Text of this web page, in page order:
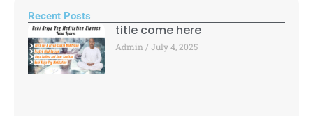
Recent Posts
title come here
Admin July 4, 2025